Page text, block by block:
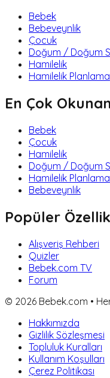
Bebek
Bebeveynlik
Çocuk
Doğum / Doğum
Hamilelik
Hamilelik Planlama
En Çok
Bebek
Çocuk
Hamilelik
Doğum / Doğum
Hamilelik Planlama
Bebeveynlik
Popüler
Alışveriş Rehberi
Quizler
Bebek.com TV
Forum
© 2026 Bebek.com • Her
Hakkımızda
Gizlilik Sözleşmesi
Topluluk Kuralları
Kullanım Koşulları
Çerez Politikası